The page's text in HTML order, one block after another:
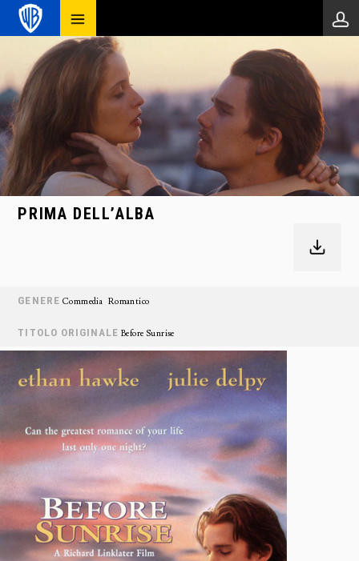
PRIMA DELL’ALBA
GENERE Commedia Romantico
TITOLO ORIGINALE Before Sunrise